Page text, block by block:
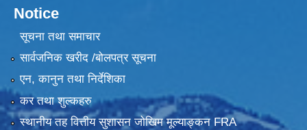
Notice
सूचना तथा समाचार
सार्वजनिक खरीद /बोलपत्र सूचना
एन, कानुन तथा निर्देशिका
कर तथा शुल्कहरु
स्थानीय तह वित्तीय सुशासन जोखिम मूल्याङ्कन FRA